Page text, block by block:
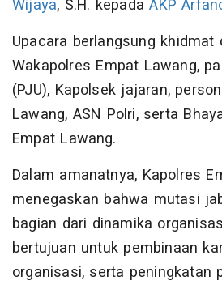
Wijaya, S.H. kepadaAKP
Upacara berlangsung khidmat
Wakapolres Empat Lawang,
(PJU), Kapolsek jajaran,
Lawang, ASN Polri, serta
Empat Lawang.
Dalam amanatnya, Kapolres
menegaskan bahwa mutasi
bagian dari dinamika
bertujuan untuk pembinaan
organisasi, serta peningkatan